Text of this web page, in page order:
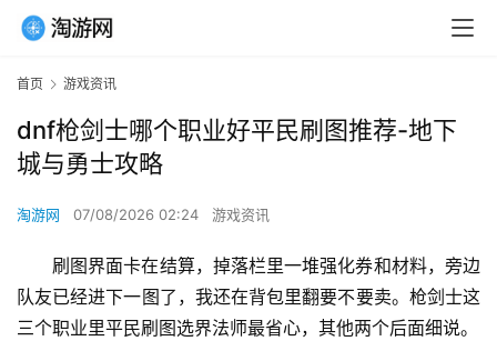
首页 游戏资讯
dnf枪剑士哪个职业好平民刷图推荐-地下
城与勇士攻略
淘游网 07/08/2026 02:24 游戏资讯
刷图界面卡在结算，掉落栏里一堆强化券和材料，旁边
队友已经进下一图了，我还在背包里翻要不要卖。枪剑士这
三个职业里平民刷图选界法师最省心，其他两个后面细说。